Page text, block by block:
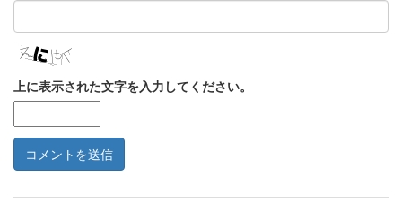
上に表示された文字を入力してください。